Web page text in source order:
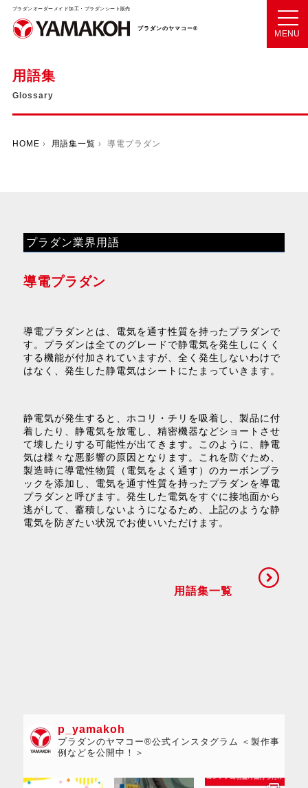
プラダンオーダーメイド加工・プラダンシート販売
プラダンのヤマコー®
MENU
用語集
Glossary
HOME › 用語集一覧 › 導電プラダン
プラダン業界用語
導電プラダン
導電プラダンとは、電気を通す性質を持ったプラダンで
す。プラダンは全てのグレードで静電気を発生しにくく
する機能が付加されていますが、全く発生しないわけで
はなく、発生した静電気はシートにたまっていきます。
静電気が発生すると、ホコリ・チリを吸着し、製品に付
着したり、静電気を放電し、精密機器などショートさせ
て壊したりする可能性が出てきます。このように、静電
気は様々な悪影響の原因となります。これを防ぐため、
製造時に導電性物質（電気をよく通す）のカーボンブラ
ックを添加し、電気を通す性質を持ったプラダンを導電
プラダンと呼びます。発生した電気をすぐに接地面から
逃がして、蓄積しないようになるため、上記のような静
電気を防ぎたい状況でお使いいただけます。
用語集一覧
p_yamakoh
プラダンのヤマコー®公式インスタグラム ＜製作事
例などを公開中！＞